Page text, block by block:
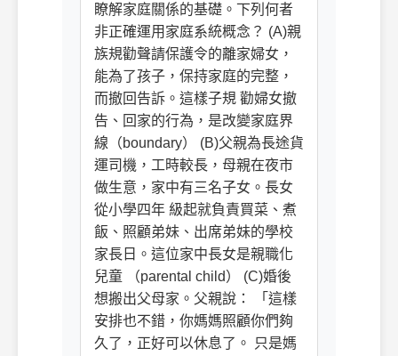
瞭解家庭關係的基礎。下列何者
非正確運用家庭系統概念？ (A)親
族規勸聲請保護令的離家婦女，
能為了孩子，保持家庭的完整，
而撤回告訴。這樣子規 勸婦女撤
告、回家的行為，是改變家庭界
線（boundary） (B)父親為長途貨
運司機，工時較長，母親在夜市
做生意，家中有三名子女。長女
從小學四年 級起就負責買菜、煮
飯、照顧弟妹、出席弟妹的學校
家長日。這位家中長女是親職化
兒童 （parental child） (C)婚後
想搬出父母家。父親說： 「這樣
安排也不錯，你媽媽照顧你們夠
久了，正好可以休息了。 只是媽